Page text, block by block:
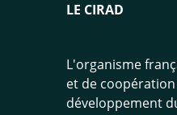
LE CIRAD
L'organisme
et de
développement